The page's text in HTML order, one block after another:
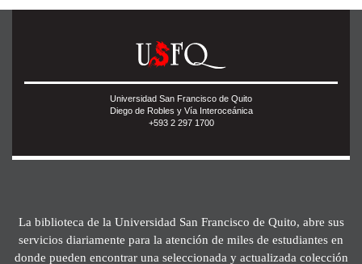
Universidad San Francisco de Quito
Diego de Robles y Vía Interoceánica
+593 2 297 1700
La biblioteca de la Universidad San Francisco de Quito, abre sus
servicios diariamente para la atención de miles de estudiantes en
donde pueden encontrar una seleccionada y actualizada colección